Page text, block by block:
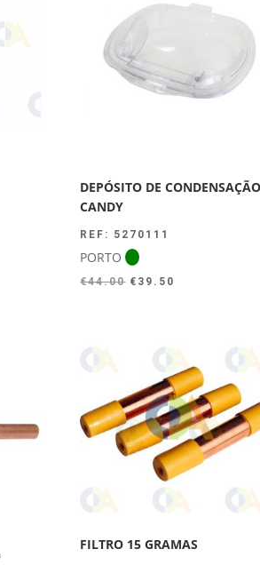
DEPÓSITO DE
CANDY
REF: 5270111
PORTO
€44.00 O
€44.00.
€ 39.50
é:
€39.50.
FILTRO 15 GRAMAS